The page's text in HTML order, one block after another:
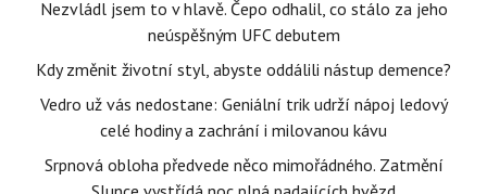
Nezvládl jsem to v hlavě. Čepo odhalil, co stálo za jeho
neúspěšným UFC debutem
Kdy změnit životní styl, abyste oddálili nástup demence?
Vedro už vás nedostane: Geniální trik udrží nápoj ledový
celé hodiny a zachrání i milovanou kávu
Srpnová obloha předvede něco mimořádného. Zatmění